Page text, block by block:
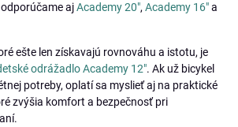
ajAcademy 20", Academy 16"a
ešte len získavajú rovnováhu a istotu, je
odrážadlo Academy 12". Ak už bicykel
potreby, oplatí sa myslieť aj na praktické
zvýšia komfort a bezpečnosť pri